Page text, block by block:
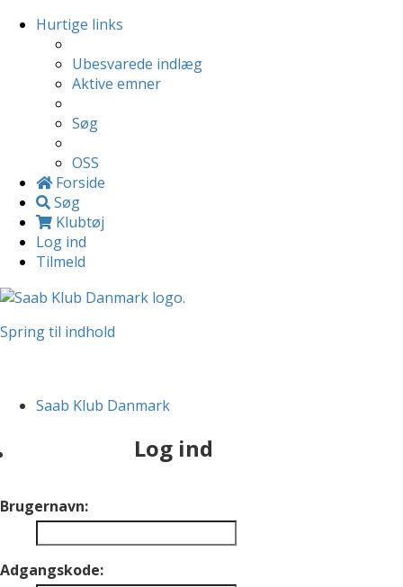
Hurtige links
Ubesvarede indlæg
Aktive emner
Søg
OSS
Forside
Søg
Klubtøj
Log ind
Tilmeld
Spring til indhold
Saab Klub Danmark
Log ind
Brugernavn:
Adgangskode: